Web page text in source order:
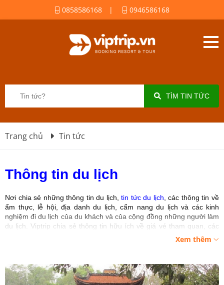
0858586168 | 0946586168
TÌM TIN TỨC
Trang chủ Tin tức
Thông tin du lịch
Nơi chia sẻ những thông tin du lịch,tin tức du lịch , các thông tin về
ẩm thực, lễ hội, địa danh du lịch, cẩm nang du lịch và các kinh
nghiệm đi du lịch của du khách và của cộng đồng những người làm
du lịch. Viptrip chia sẻ thông tin hữu ích về giá vé tham quan, các
Xem thêm